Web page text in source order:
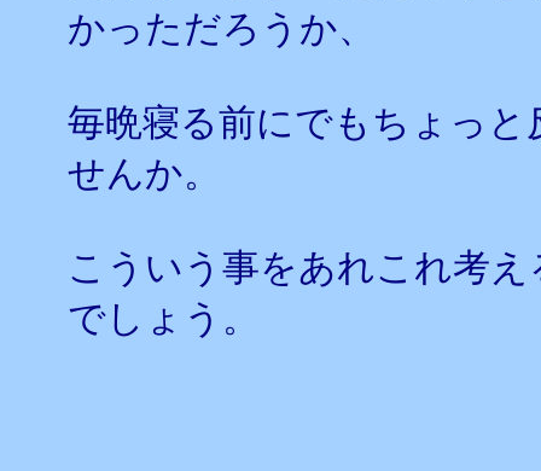
かっただろうか、
毎晩寝る前にでもちょっ
せんか。
こういう事をあれこれ考
でしょう。